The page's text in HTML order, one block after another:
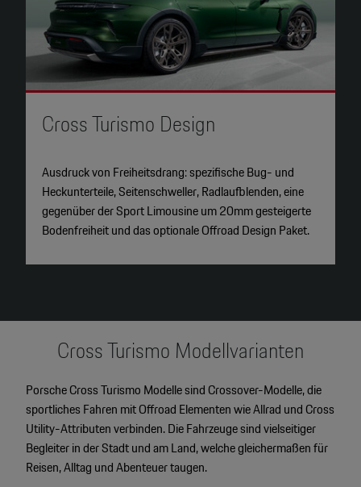
Cross Turismo Design
Ausdruck von Freiheitsdrang: spezifische Bug- und
Heckunterteile, Seitenschweller, Radlaufblenden, eine
gegenüber der Sport Limousine um 20mm gesteigerte
Bodenfreiheit und das optionale Offroad Design Paket.
Cross Turismo Modellvarianten
Porsche Cross Turismo Modelle sind Crossover-Modelle, die
sportliches Fahren mit Offroad Elementen wie Allrad und Cross
Utility-Attributen verbinden. Die Fahrzeuge sind vielseitiger
Begleiter in der Stadt und am Land, welche gleichermaßen für
Reisen, Alltag und Abenteuer taugen.
2